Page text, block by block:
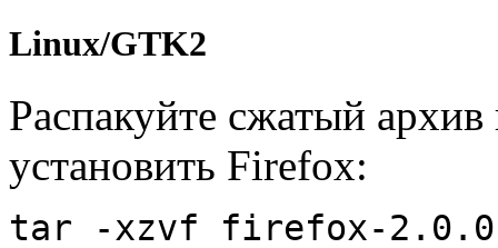
Linux/GTK2
Распакуйте сжатый
установить Firefox:
tar -xzvf firefox-